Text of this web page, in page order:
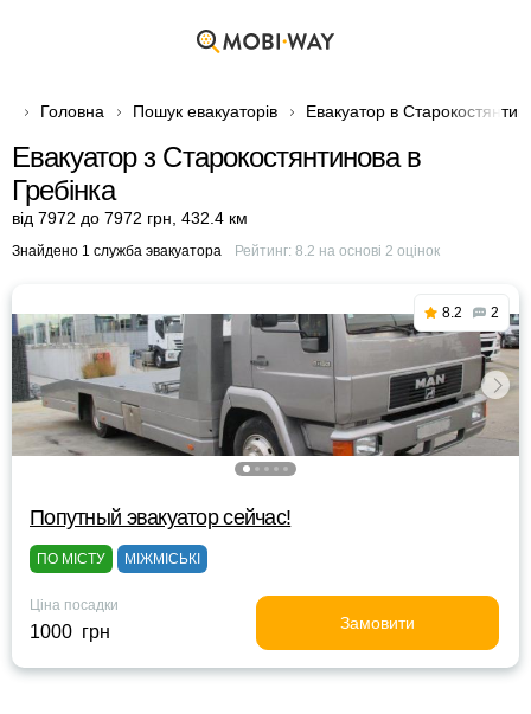
Головна Пошук евакуаторів Евакуатор в
Евакуатор з Старокостянтинова в
Гребінка
від 7972 до 7972 грн 432.4 км
Знайдено 1 служба эвакуатора Рейтинг: 8.2 на основі 2 оцінок
8.2 2
Попутный эвакуатор сейчас!
ПО МІСТУ МІЖМІСЬКІ
Ціна посадки
1000 грн Замовити